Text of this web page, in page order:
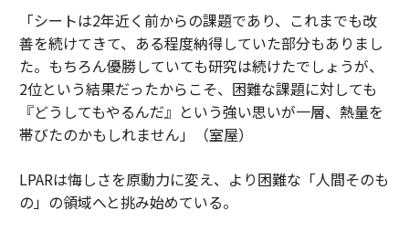
「シートは2年近く前からの課題であり、これまでも改
善を続けてきて、ある程度納得していた部分もありまし
た。もちろん優勝していても研究は続けたでしょうが、
2位という結果だったからこそ、困難な課題に対しても
『どうしてもやるんだ』という強い思いが一層、熱量を
帯びたのかもしれません」（室屋）
LPARは悔しさを原動力に変え、より困難な「人間そのも
の」の領域へと挑み始めている。